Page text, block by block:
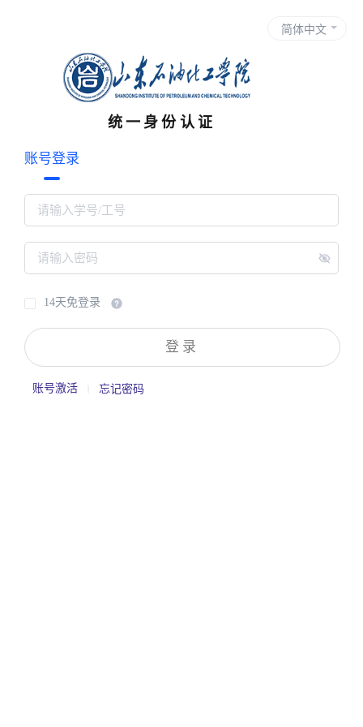
统一身份认证
账号登录
14天免登录
登录
账号激活 忘记密码